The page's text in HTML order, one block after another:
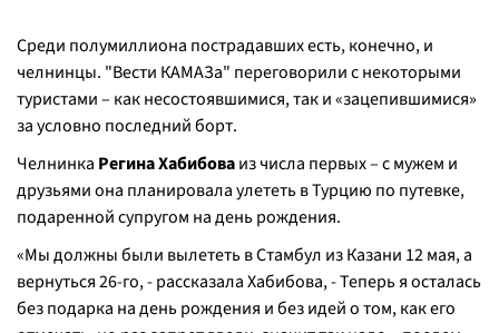
Среди полумиллиона пострадавших есть, конечно, и
челнинцы. "Вести КАМАЗа" переговорили с некоторыми
туристами – как несостоявшимися, так и «зацепившимися»
за условно последний борт.
Челнинка Регина Хабибоваиз числа первых – с мужем и
друзьями она планировала улететь в Турцию по путевке,
подаренной супругом на день рождения.
«Мы должны были вылететь в Стамбул из Казани 12 мая, а
вернуться 26-го, - рассказала Хабибова, - Теперь я осталась
без подарка на день рождения и без идей о том, как его